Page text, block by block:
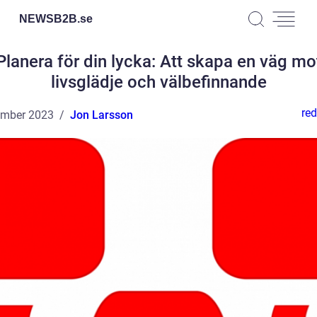
NEWSB2B.se
för din lycka: Att skapa en väg
livsglädje och välbefinnande
2023 Jon Larsson